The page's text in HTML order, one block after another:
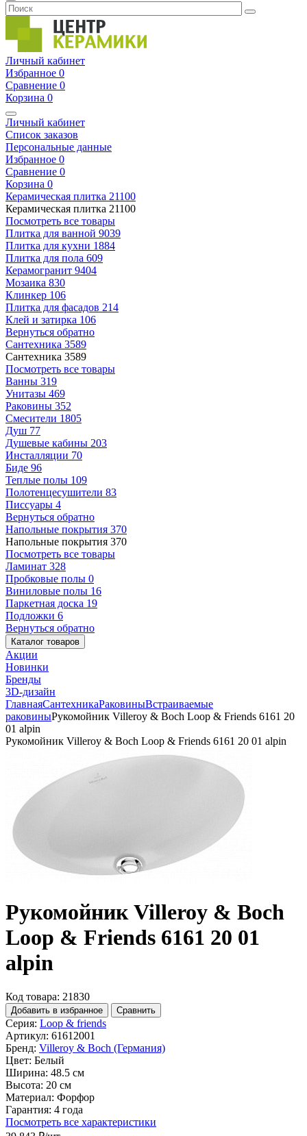
Личный кабинет
Избранное 0
Сравнение 0
Корзина 0
Личный кабинет
Список заказов
Персональные данные
Избранное 0
Сравнение 0
Корзина 0
Керамическая плитка 21100
Керамическая плитка 21100
Посмотреть все товары
Плитка для ванной 9039
Плитка для кухни 1884
Плитка для пола 609
Керамогранит 9404
Мозаика 830
Клинкер 106
Плитка для фасадов 214
Клей и затирка 106
Вернуться обратно
Сантехника 3589
Сантехника 3589
Посмотреть все товары
Ванны 319
Унитазы 469
Раковины 352
Смесители 1805
Душ 77
Душевые кабины 203
Инсталляции 70
Биде 96
Теплые полы 109
Полотенцесушители 83
Писсуары 4
Вернуться обратно
Напольные покрытия 370
Напольные покрытия 370
Посмотреть все товары
Ламинат 328
Пробковые полы 0
Виниловые полы 16
Паркетная доска 19
Подложки 6
Вернуться обратно
Каталог товаров
Акции
Новинки
Бренды
3D-дизайн
ГлавнаяСантехникаРаковиныВстраиваемые
раковиныРукомойник Villeroy & Boch Loop & Friends 6161 20
01 alpin
Рукомойник Villeroy & Boch Loop & Friends 6161 20 01 alpin
Рукомойник Villeroy & Boch
Loop & Friends 6161 20 01
alpin
Код товара: 21830
Добавить в избранное Сравнить
Серия: Loop & friends
Артикул: 61612001
Бренд: Villeroy & Boch (Германия)
Цвет: Белый
Ширина: 48.5 см
Высота: 20 см
Материал: Форфор
Гарантия: 4 года
Посмотреть все характеристики